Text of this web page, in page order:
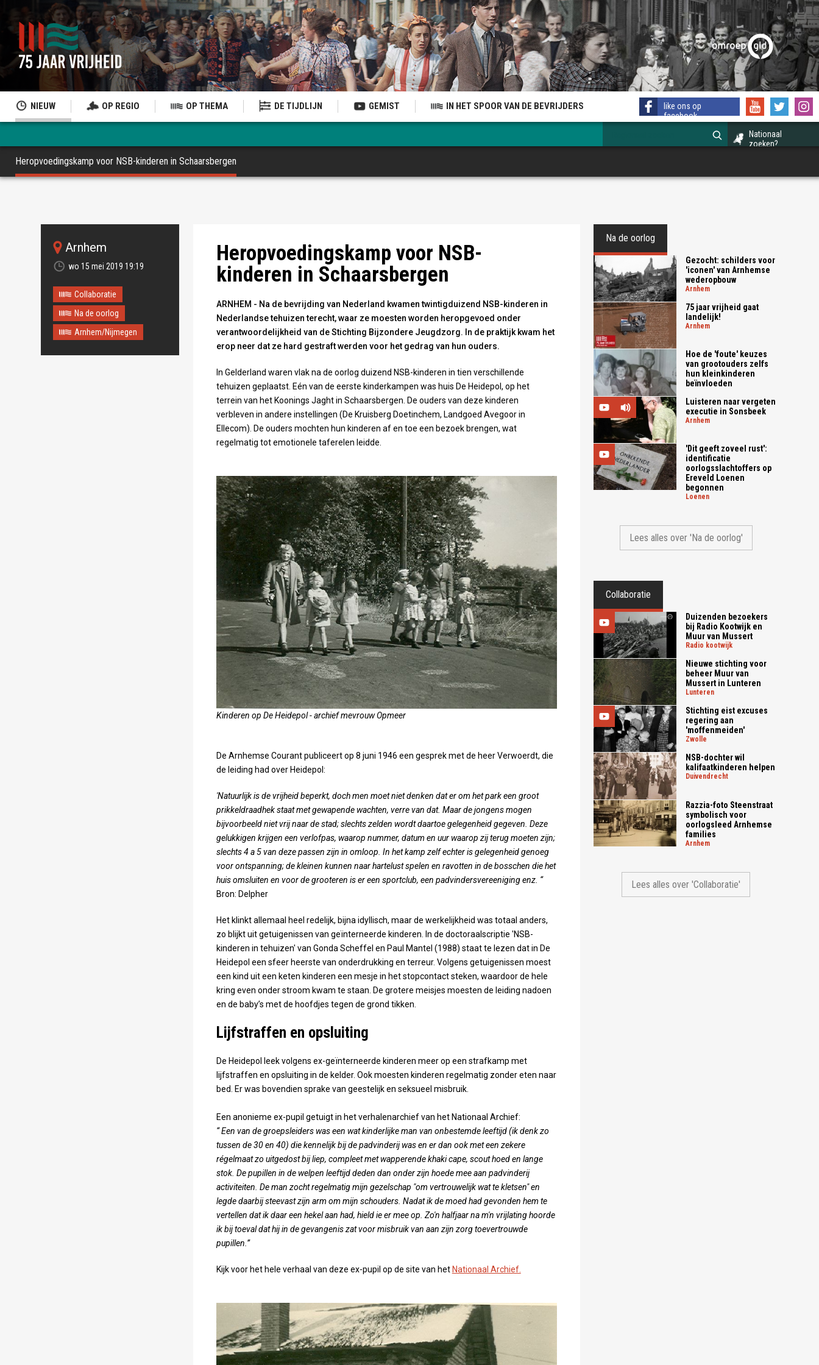
like ons op
facebook
NIEUW OP REGIO OP THEMA DE TIJDLIJN GEMIST IN HET SPOOR VAN DE BEVRIJDERS
Nationaal
zoeken?
Heropvoedingskamp voor NSB-kinderen in Schaarsbergen
arnhem
wo 15 mei 2019 19:19
Collaboratie
Na de oorlog
Arnhem/Nijmegen
Heropvoedingskamp voor NSB-
kinderen in Schaarsbergen
ARNHEM - Na de bevrijding van Nederland kwamen twintigduizend NSB-kinderen in
Nederlandse tehuizen terecht, waar ze moesten worden heropgevoed onder
verantwoordelijkheid van de Stichting Bijzondere Jeugdzorg. In de praktijk kwam het
erop neer dat ze hard gestraft werden voor het gedrag van hun ouders.
In Gelderland waren vlak na de oorlog duizend NSB-kinderen in tien verschillende
tehuizen geplaatst. Eén van de eerste kinderkampen was huis De Heidepol, op het
terrein van het Koonings Jaght in Schaarsbergen. De ouders van deze kinderen
verbleven in andere instellingen (De Kruisberg Doetinchem, Landgoed Avegoor in
Ellecom). De ouders mochten hun kinderen af en toe een bezoek brengen, wat
regelmatig tot emotionele taferelen leidde.
Kinderen op De Heidepol - archief mevrouw Opmeer
De Arnhemse Courant publiceert op 8 juni 1946 een gesprek met de heer Verwoerdt, die
de leiding had over Heidepol:
'Natuurlijk is de vrijheid beperkt, doch men moet niet denken dat er om het park een groot
prikkeldraadhek staat met gewapende wachten, verre van dat. Maar de jongens mogen
bijvoorbeeld niet vrij naar de stad; slechts zelden wordt daartoe gelegenheid gegeven. Deze
gelukkigen krijgen een verlofpas, waarop nummer, datum en uur waarop zij terug moeten zijn;
slechts 4 a 5 van deze passen zijn in omloop. In het kamp zelf echter is gelegenheid genoeg
voor ontspanning; de kleinen kunnen naar hartelust spelen en ravotten in de bosschen die het
huis omsluiten en voor de grooteren is er een sportclub, een padvindersvereeniging enz. “
Bron: Delpher
Het klinkt allemaal heel redelijk, bijna idyllisch, maar de werkelijkheid was totaal anders,
zo blijkt uit getuigenissen van geïnterneerde kinderen. In de doctoraalscriptie 'NSB-
kinderen in tehuizen' van Gonda Scheffel en Paul Mantel (1988) staat te lezen dat in De
Heidepol een sfeer heerste van onderdrukking en terreur. Volgens getuigenissen moest
een kind uit een keten kinderen een mesje in het stopcontact steken, waardoor de hele
kring even onder stroom kwam te staan. De grotere meisjes moesten de leiding nadoen
en de baby’s met de hoofdjes tegen de grond tikken.
Lijfstraffen en opsluiting
De Heidepol leek volgens ex-geïnterneerde kinderen meer op een strafkamp met
lijfstraffen en opsluiting in de kelder. Ook moesten kinderen regelmatig zonder eten naar
bed. Er was bovendien sprake van geestelijk en seksueel misbruik.
Een anonieme ex-pupil getuigt in het verhalenarchief van het Nationaal Archief:
“ Een van de groepsleiders was een wat kinderlijke man van onbestemde leeftijd (ik denk zo
tussen de 30 en 40) die kennelijk bij de padvinderij was en er dan ook met een zekere
régelmaat zo uitgedost bij liep, compleet met wapperende khaki cape, scout hoed en lange
stok. De pupillen in de welpen leeftijd deden dan onder zijn hoede mee aan padvinderij
activiteiten. De man zocht regelmatig mijn gezelschap "om vertrouwelijk wat te kletsen" en
legde daarbij steevast zijn arm om mijn schouders. Nadat ik de moed had gevonden hem te
vertellen dat ik daar een hekel aan had, hield ie er mee op. Zo'n halfjaar na m'n vrijlating hoorde
ik bij toeval dat hij in de gevangenis zat voor misbruik van aan zijn zorg toevertrouwde
pupillen.”
Kijk voor het hele verhaal van deze ex-pupil op de site van het Nationaal Archief.
Na de oorlog
Gezocht: schilders voor
'iconen' van Arnhemse
wederopbouw
arnhem
75 jaar vrijheid gaat
landelijk!
arnhem
Hoe de 'foute' keuzes
van grootouders zelfs
hun kleinkinderen
beïnvloeden
Luisteren naar vergeten
executie in Sonsbeek
arnhem
'Dit geeft zoveel rust':
identificatie
oorlogsslachtoffers op
Ereveld Loenen
begonnen
loenen
Lees alles over 'Na de oorlog'
Collaboratie
Duizenden bezoekers
bij Radio Kootwijk en
Muur van Mussert
radio kootwijk
Nieuwe stichting voor
beheer Muur van
Mussert in Lunteren
lunteren
Stichting eist excuses
regering aan
'moffenmeiden'
zwolle
NSB-dochter wil
kalifaatkinderen helpen
duivendrecht
Razzia-foto Steenstraat
symbolisch voor
oorlogsleed Arnhemse
families
arnhem
Lees alles over 'Collaboratie'